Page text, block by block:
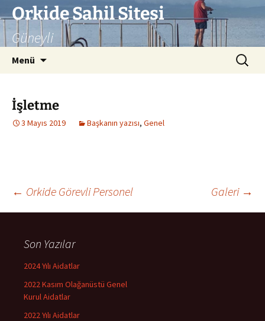
İçeriğe
atlaOrkide Sahil Sitesi
Güneyli
Menü Arama:
İşletme
3 Mayıs 2019 Başkanın yazısı, Genel
Yazı
dolaşımı
← Orkide Görevli Personel Galeri →
Son Yazılar
2024 Yılı Aidatlar
2022 Kasım Olağanüstü Genel
Kurul Aidatlar
2022 Yılı Aidatlar